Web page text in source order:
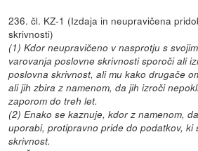
236. čl. KZ-1 (Izdaja in neupravičena
skrivnosti)
(1) Kdor neupravičeno v nasprotju s
varovanja poslovne skrivnosti sporoči ali
poslovna skrivnost, ali mu kako drugače
ali jih zbira z namenom, da jih izroči
zaporom do treh let.
(2) Enako se kaznuje, kdor z namenom,
uporabi, protipravno pride do podatkov, ki
skrivnost.